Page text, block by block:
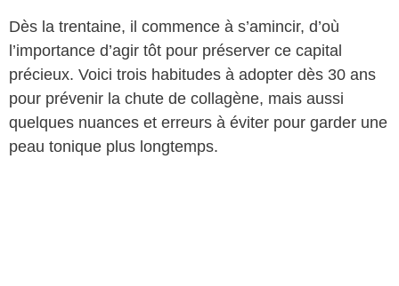
Dès la trentaine, il commence à s’amincir, d’où
l’importance d’agir tôt pour préserver ce capital
précieux. Voici trois habitudes à adopter dès 30 ans
pour prévenir la chute de collagène, mais aussi
quelques nuances et erreurs à éviter pour garder une
peau tonique plus longtemps.